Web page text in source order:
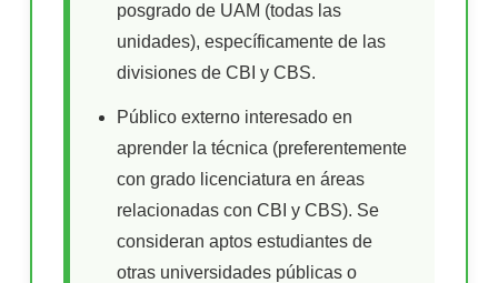
posgrado de UAM (todas las
unidades), específicamente de las
divisiones de CBI y CBS.
Público externo interesado en
aprender la técnica (preferentemente
con grado licenciatura en áreas
relacionadas con CBI y CBS). Se
consideran aptos estudiantes de
otras universidades públicas o